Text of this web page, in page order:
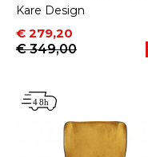
Kare Design
Prijs
€ 279,20
Normale prijs
€ 349,00